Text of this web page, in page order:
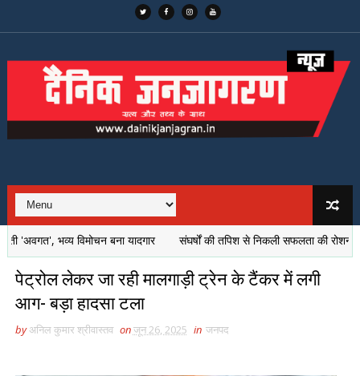
भव्य विमोचन बना यादगार संघर्षों की तपिश से निकली सफलता की रोशनी,
पेट्रोल लेकर जा रही मालगाड़ी ट्रेन के टैंकर में लगी
आग- बड़ा हादसा टला
byअनिल कुमार श्रीवास्तव onजून 26, 2025 in जनपद